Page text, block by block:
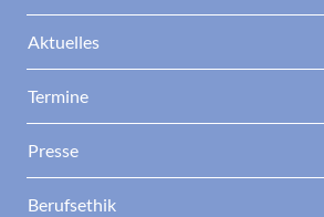
Aktuelles
Termine
Presse
Berufsethik